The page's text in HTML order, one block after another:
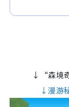
↓“森境
↓漫游